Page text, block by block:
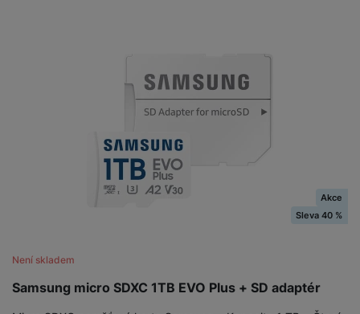
Samsung micro SDXC 1TB EVO Plus + SD adaptér
Není skladem
Akce
Sleva 40 %